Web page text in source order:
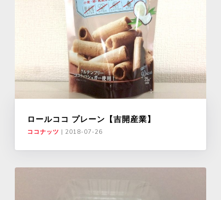
ロールココ プレーン【吉開産業】
ココナッツ | 2018-07-26